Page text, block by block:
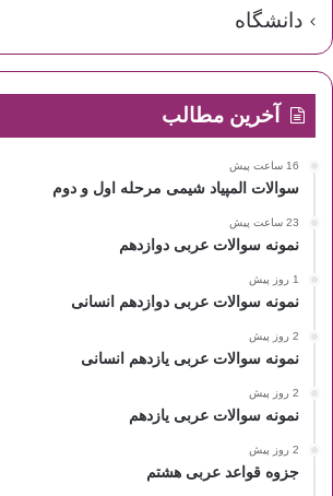
دانشگاه
آخرین مطالب
16 ساعت پیش
سوالات المپیاد شیمی مرحله اول و دوم
23 ساعت پیش
نمونه سوالات عربی دوازدهم
1 روز پیش
نمونه سوالات عربی دوازدهم انسانی
2 روز پیش
نمونه سوالات عربی یازدهم انسانی
2 روز پیش
نمونه سوالات عربی یازدهم
2 روز پیش
جزوه قواعد عربی هشتم